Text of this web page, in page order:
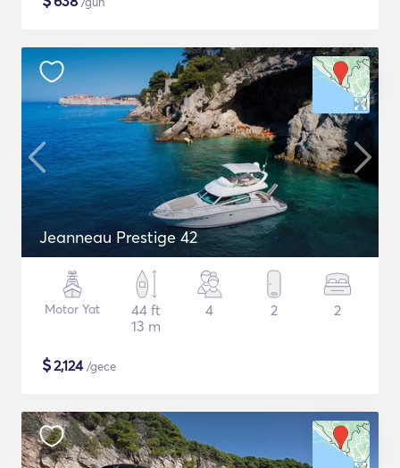
Jeanneau Prestige 42
Motor Yat
44 ft
13 m
4 2 2
$2,124/gece